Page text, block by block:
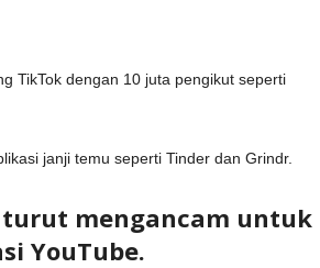
TikTok dengan 10 juta pengikut seperti
janji temu seperti Tinder dan Grindr.
mengancam untuk
YouTube.